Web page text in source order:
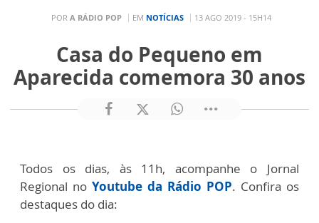
POR A RÁDIO POP EM NOTÍCIAS 13 AGO 2019 - 15H14
Casa do Pequeno em
Aparecida comemora 30 anos
Todos os dias, às 11h, acompanhe o Jornal
Regional no Youtube da Rádio POP. Confira os
destaques do dia: